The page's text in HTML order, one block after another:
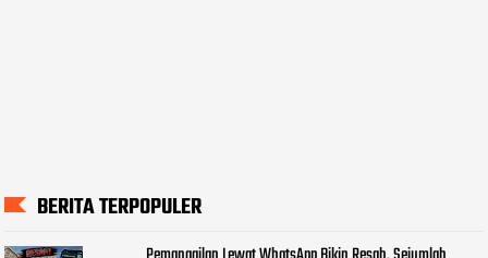
BERITA TERPOPULER